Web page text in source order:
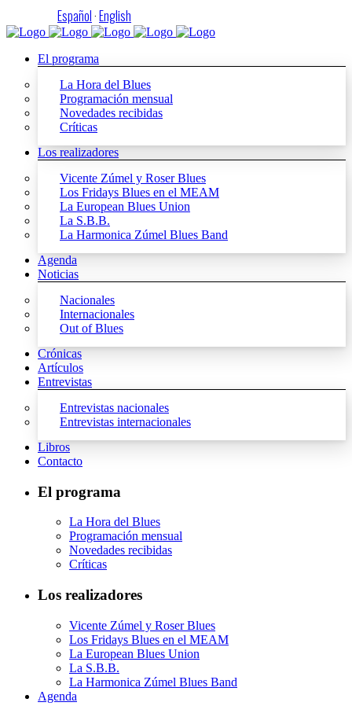
Español·English
El programa
La Hora del Blues
Programación mensual
Novedades recibidas
Críticas
Los realizadores
Vicente Zúmel y Roser Blues
Los Fridays Blues en el MEAM
La European Blues Union
La S.B.B.
La Harmonica Zúmel Blues Band
Agenda
Noticias
Nacionales
Internacionales
Out of Blues
Crónicas
Artículos
Entrevistas
Entrevistas nacionales
Entrevistas internacionales
Libros
Contacto
El programa
La Hora del Blues
Programación mensual
Novedades recibidas
Críticas
Los realizadores
Vicente Zúmel y Roser Blues
Los Fridays Blues en el MEAM
La European Blues Union
La S.B.B.
La Harmonica Zúmel Blues Band
Agenda